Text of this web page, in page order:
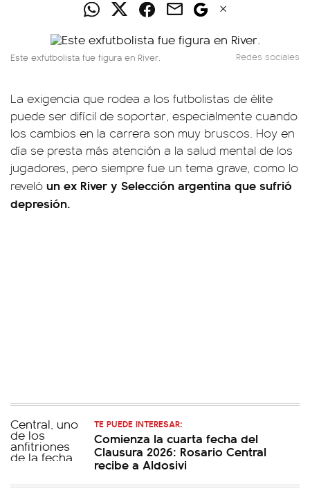
Este exfutbolista fue figura en River. Redes sociales
La exigencia que rodea a los futbolistas de élite
puede ser difícil de soportar, especialmente cuando
los cambios en la carrera son muy bruscos. Hoy en
día se presta más atención a la salud mental de los
jugadores, pero siempre fue un tema grave, como lo
reveló un ex River y Selección argentina que sufrió
depresión.
TE PUEDE INTERESAR:
Comienza la cuarta fecha del
Clausura 2026: Rosario Central
recibe a Aldosivi